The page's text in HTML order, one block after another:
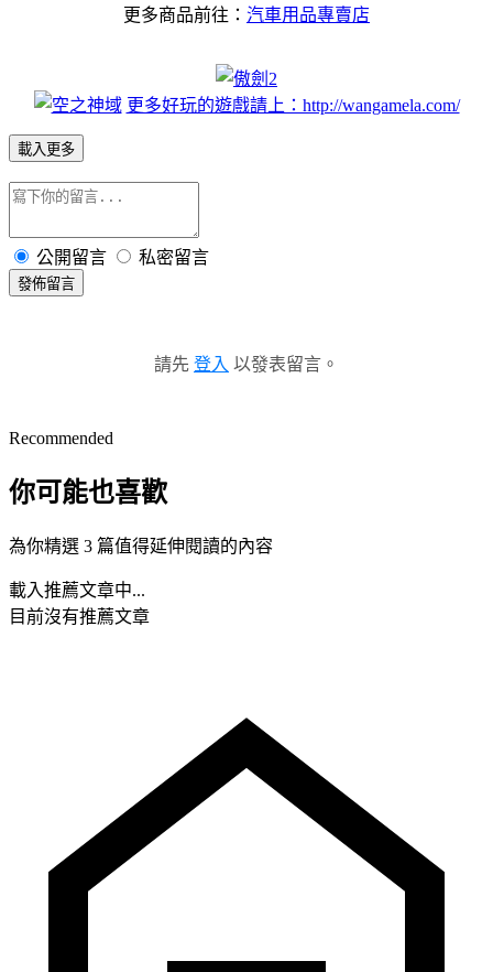
更多商品前往： 汽車用品專賣店
更多好玩的遊戲請上：http://wangamela.com/
載入更多
公開留言 私密留言
發佈留言
請先 登入 以發表留言。
Recommended
你可能也喜歡
為你精選 3 篇值得延伸閱讀的內容
載入推薦文章中...
目前沒有推薦文章